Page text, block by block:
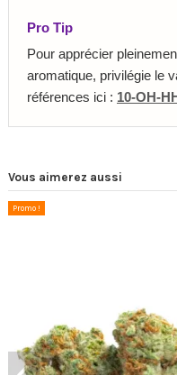
Pro Tip
Pour apprécier
aromatique, privilégie le
références ici : 10-OH-
Vous aimerez aussi
Promo !